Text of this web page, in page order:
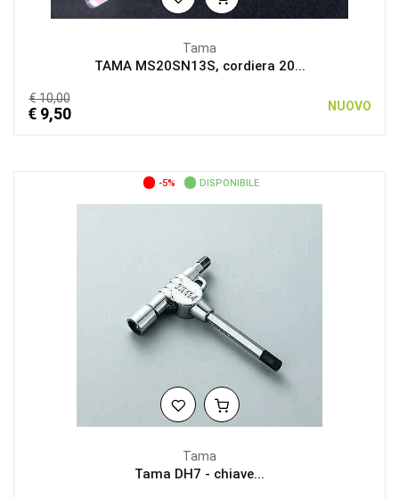
Tama
TAMA MS20SN13S, cordiera 20...
€ 10,00
€ 9,50 NUOVO
-5% DISPONIBILE
Tama
Tama DH7 - chiave...